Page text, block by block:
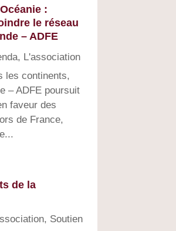
:
le réseau
– ADFE
, L'association
les continents,
– ADFE poursuit
faveur des
de France,
de la
, Soutien